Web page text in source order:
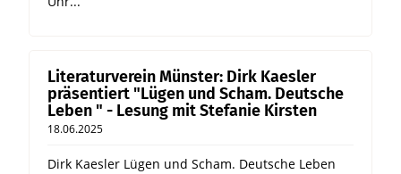
Literaturverein Münster: Dirk Kaesler
präsentiert "Lügen und Scham. Deutsche
Leben " - Lesung mit Stefanie Kirsten
18.06.2025
Dirk Kaesler Lügen und Scham. Deutsche Leben